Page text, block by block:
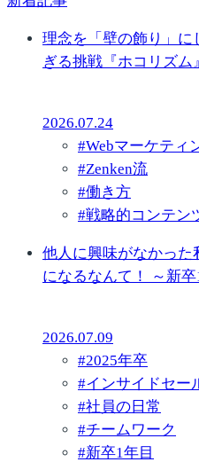
理念を「壁の飾り」に
ぎる挑戦『ホコリズム
2026.07.24
#Webマーケティ
#Zenken流
#働き方
#戦略的コンテン
他人に興味がなかった
になるなんて！ ～新
2026.07.09
#2025年卒
#インサイドセー
#社員の日常
#チームワーク
#新卒1年目